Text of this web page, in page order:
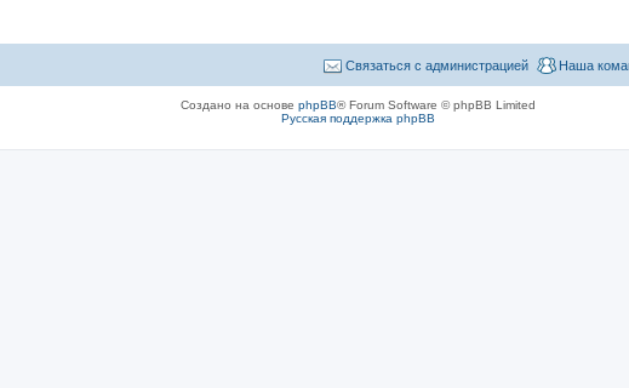
Наша
Связаться с администрацией
Создано на основе phpBB® Forum Software © phpBB Limited
Русская поддержка phpBB